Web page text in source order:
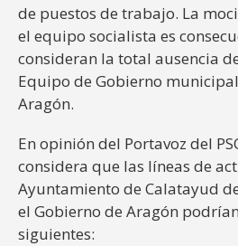
de puestos de trabajo. La
el equipo socialista es
consideran la total ausencia
Equipo de Gobierno
Aragón.
En opinión del Portavoz del
considera que las líneas de
Ayuntamiento de Calatayud
el Gobierno de Aragón
siguientes: